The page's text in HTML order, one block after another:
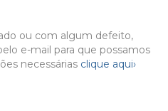
ou com algum defeito,
e-mail para que possamos
necessárias clique aqui›